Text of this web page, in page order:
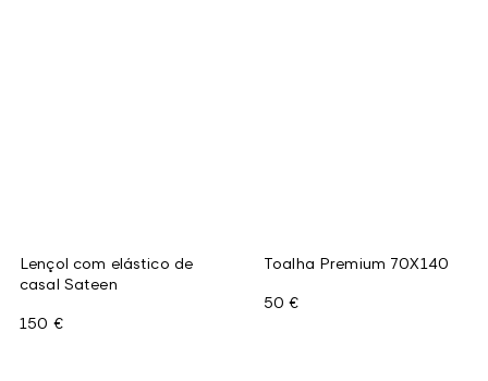
Lençol com elástico de
casal Sateen
150 €
Toalha Premium 70X140
50 €